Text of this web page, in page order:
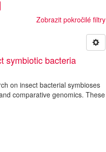
Zobrazit pokročilé filtry
symbiotic bacteria
on insect bacterial symbioses
comparative genomics. These